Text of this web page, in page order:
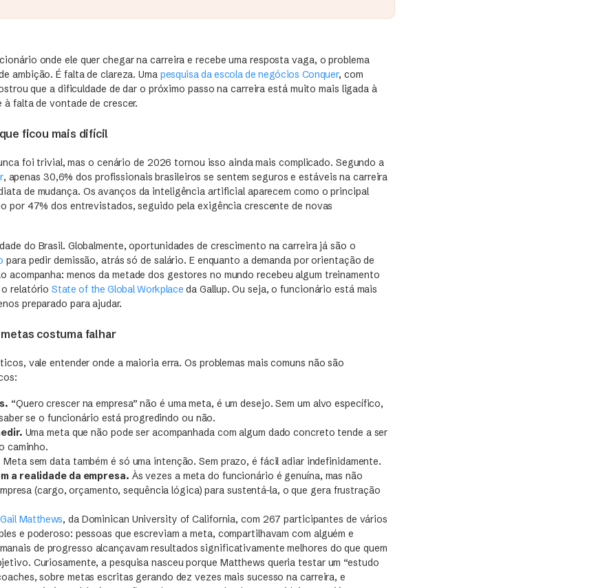
onde ele quer chegar na carreira e recebe uma resposta vaga, o problema
ambição. É falta de clareza. Uma pesquisa da escola de negócios Conquer, com
que a dificuldade de dar o próximo passo na carreira está muito mais ligada à
falta de vontade de crescer.
ficou mais difícil
foi trivial, mas o cenário de 2026 tornou isso ainda mais complicado. Segundo a
, apenas 30,6% dos profissionais brasileiros se sentem seguros e estáveis na carreira
de mudança. Os avanços da inteligência artificial aparecem como o principal
por 47% dos entrevistados, seguido pela exigência crescente de novas
do Brasil. Globalmente, oportunidades de crescimento na carreira já são o
para pedir demissão, atrás só de salário. E enquanto a demanda por orientação de
acompanha: menos da metade dos gestores no mundo recebeu algum treinamento
o relatórioState of the Global Workplace da Gallup. Ou seja, o funcionário está mais
preparado para ajudar.
costuma falhar
vale entender onde a maioria erra. Os problemas mais comuns não são
“Quero crescer na empresa” não é uma meta, é um desejo. Sem um alvo específico,
se o funcionário está progredindo ou não.
Uma meta que não pode ser acompanhada com algum dado concreto tende a ser
caminho.
Meta sem data também é só uma intenção. Sem prazo, é fácil adiar indefinidamente.
a realidade da empresa. Às vezes a meta do funcionário é genuína, mas não
(cargo, orçamento, sequência lógica) para sustentá-la, o que gera frustração
Matthews, da Dominican University of California, com 267 participantes de vários
e poderoso: pessoas que escreviam a meta, compartilhavam com alguém e
de progresso alcançavam resultados significativamente melhores do que quem
Curiosamente, a pesquisa nasceu porque Matthews queria testar um “estudo
sobre metas escritas gerando dez vezes mais sucesso na carreira, e